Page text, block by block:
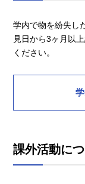
学内で物を紛失し
見日から3ヶ月以
ください。
課外活動に